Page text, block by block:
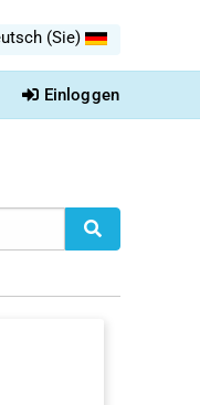
(Sie)
Einloggen